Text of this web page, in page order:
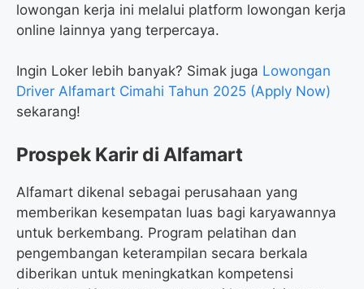
lowongan kerja ini melalui platform lowongan kerja
online lainnya yang terpercaya.
Ingin Loker lebih banyak? Simak juga Lowongan
Driver Alfamart Cimahi Tahun 2025 (Apply Now)
sekarang!
Prospek Karir di Alfamart
Alfamart dikenal sebagai perusahaan yang
memberikan kesempatan luas bagi karyawannya
untuk berkembang. Program pelatihan dan
pengembangan keterampilan secara berkala
diberikan untuk meningkatkan kompetensi